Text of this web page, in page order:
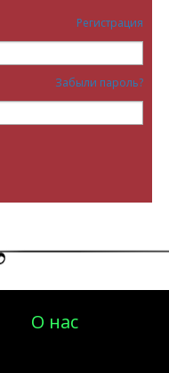
Регистрация
Забыли пароль?
О нас